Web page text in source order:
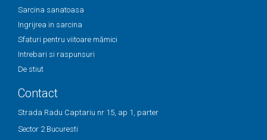
Sarcina sanatoasa
Ingrijrea in sarcina
Sfaturi pentru viitoare mămici
Intrebari si raspunsuri
De stiut
Contact
Strada Radu Captariu nr 15, ap 1, parter
Sector 2 Bucuresti